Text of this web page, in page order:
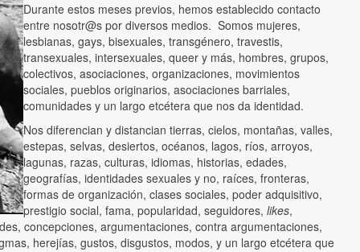
Durante estos meses previos, hemos establecido contacto
entre nosotr@s por diversos medios. Somos mujeres,
lesbianas, gays, bisexuales, transgénero, travestis,
transexuales, intersexuales, queer y más, hombres, grupos,
colectivos, asociaciones, organizaciones, movimientos
sociales, pueblos originarios, asociaciones barriales,
comunidades y un largo etcétera que nos da identidad.
Nos diferencian y distancian tierras, cielos, montañas, valles,
estepas, selvas, desiertos, océanos, lagos, ríos, arroyos,
lagunas, razas, culturas, idiomas, historias, edades,
geografías, identidades sexuales y no, raíces, fronteras,
formas de organización, clases sociales, poder adquisitivo,
prestigio social, fama, popularidad, seguidores, likes,
concepciones, argumentaciones, contra argumentaciones,
herejías, gustos, disgustos, modos, y un largo etcétera que